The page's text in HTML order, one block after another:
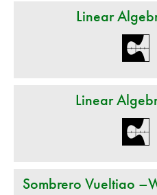
Linear
Linear
Sombrero Vueltiao